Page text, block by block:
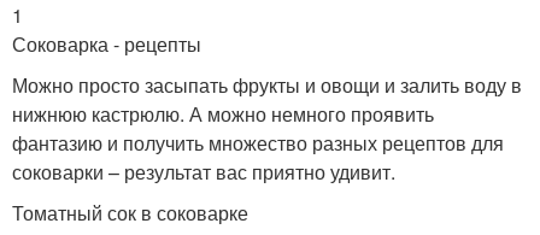
1
Соковарка - рецепты
Можно просто засыпать фрукты и овощи и залить воду в
нижнюю кастрюлю. А можно немного проявить
фантазию и получить множество разных рецептов для
соковарки – результат вас приятно удивит.
Томатный сок в соковарке